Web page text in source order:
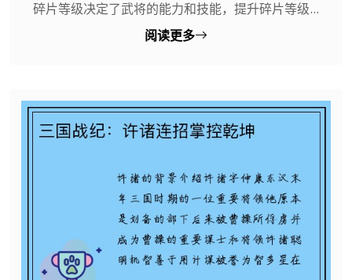
碎片等级决定了武将的能力和技能，提升碎片等级...
阅读更多